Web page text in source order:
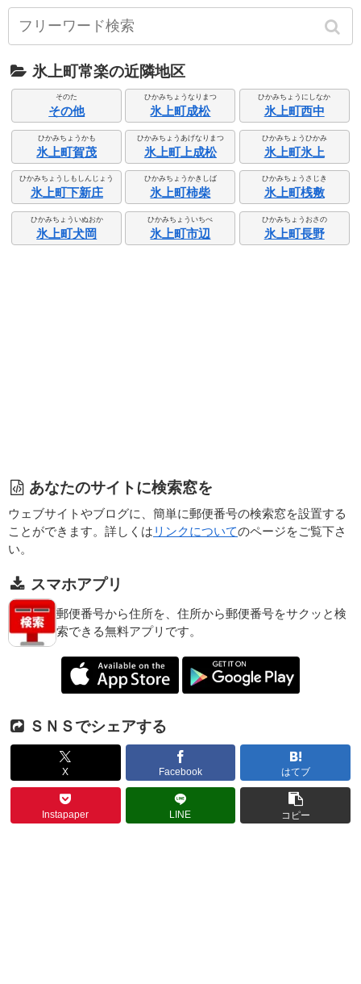
氷上町常楽の近隣地区
そのた
その他
ひかみちょうなりまつ
氷上町成松
ひかみちょうにしなか
氷上町西中
ひかみちょうかも
氷上町賀茂
ひかみちょうあげなりまつ
氷上町上成松
ひかみちょうひかみ
氷上町氷上
ひかみちょうしもしんじょう
氷上町下新庄
ひかみちょうかきしば
氷上町柿柴
ひかみちょうさじき
氷上町桟敷
ひかみちょういぬおか
氷上町犬岡
ひかみちょういちべ
氷上町市辺
ひかみちょうおさの
氷上町長野
あなたのサイトに検索窓を
ウェブサイトやブログに、簡単に郵便番号の検索窓を設置する
ことができます。詳しくは リンクについてのページをご覧下さ
い。
スマホアプリ
郵便番号から住所を、住所から郵便番号をサクッと検
索できる無料アプリです。
ＳＮＳでシェアする
X Facebook はてブ
Instapaper LINE コピー